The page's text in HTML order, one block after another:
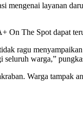
mengenai layanan
The Spot dapat
ragu
seluruh warga,”
Warga tampak